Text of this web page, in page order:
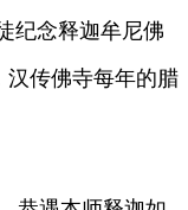
纪念释迦牟尼佛
汉传佛寺每年的腊